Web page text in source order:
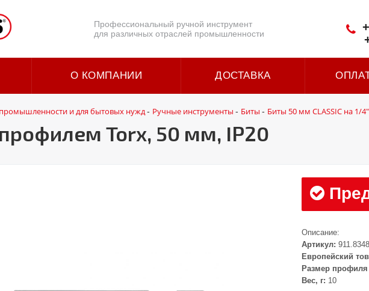
Профессиональный ручной инструмент
для различных отраслей промышленности
О КОМПАНИИ ДОСТАВКА
и для бытовых нужд- Ручные инструменты - Биты - Биты 50 мм CLASSIC на 1/4"
Torx, 50 мм, IP20
Описание:
Артикул:
Европейский
Размер профиля
Вес, г: 10